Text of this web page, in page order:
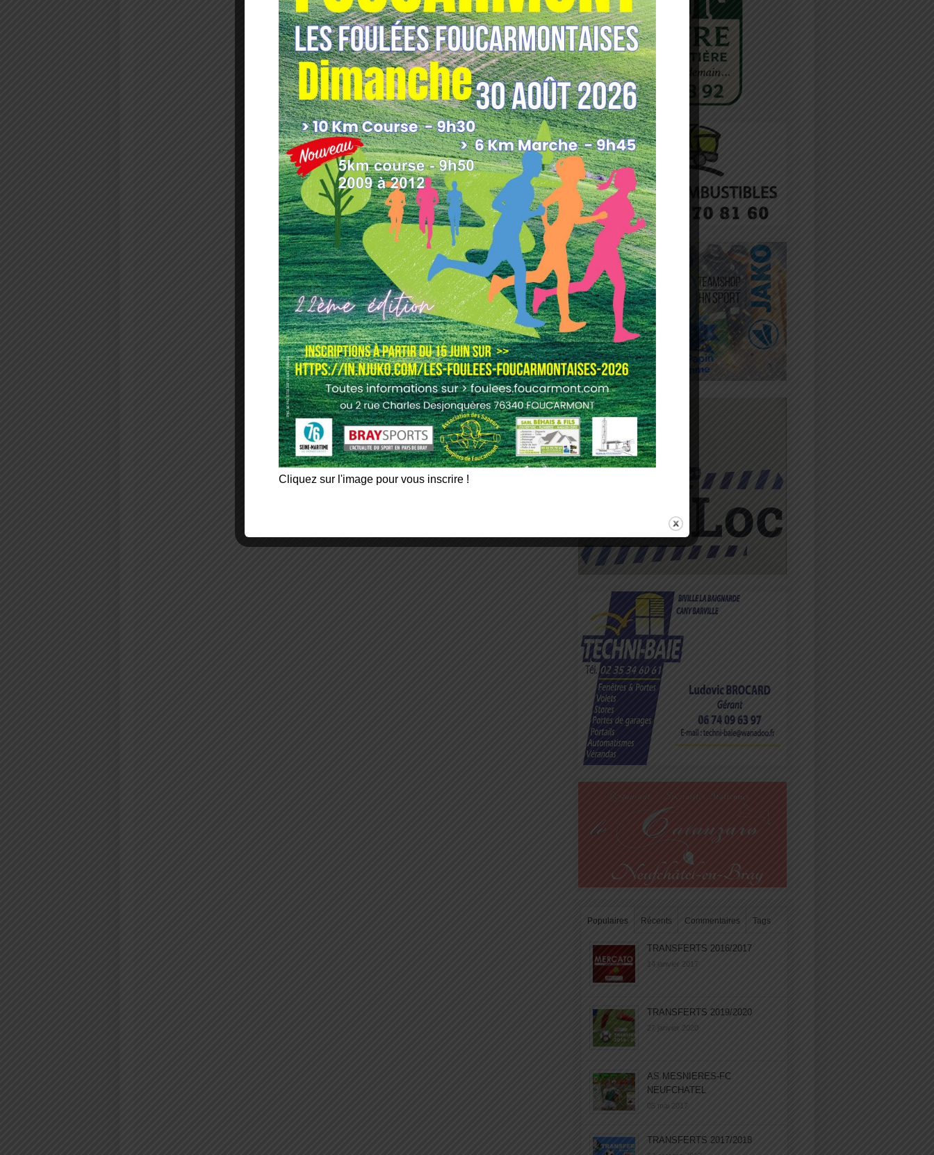
Populaires Récents Commentaires Tags
TRANSFERTS 2016/2017
14 janvier 2017
TRANSFERTS 2019/2020
27 janvier 2020
AS MESNIERES-FC
NEUFCHATEL
05 mai 2017
TRANSFERTS 2017/2018
Cliquez sur l'image pour vous inscrire !